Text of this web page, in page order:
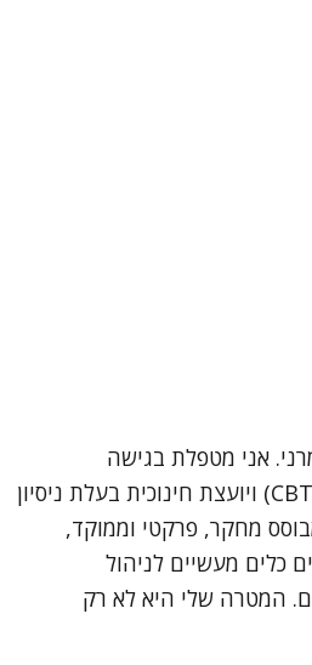
אני מטפלת בגישה
קוגניטיבית-התנהגותית (CBT) ויועצת חינוכית בעלת ניסיון
מחקר, פרקטי וממוקד,
כלים מעשיים לניהול
המטרה שלי היא לא רק